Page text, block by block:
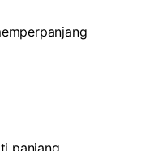
panjang